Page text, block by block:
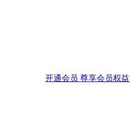
开通会员 尊享会员权益